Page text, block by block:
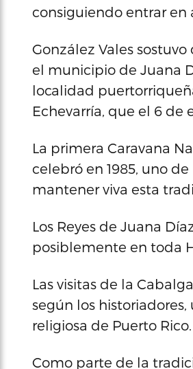
consiguiendo entrar en
González Vales
el municipio de Juana
localidad
Echevarría, que el 6 de
La primera Caravana
celebró en 1985, uno
mantener viva esta
Los Reyes de Juana
posiblemente en toda
Las visitas de la
según los
religiosa de Puerto Rico.
Como parte de la